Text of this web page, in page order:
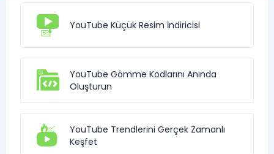
YouTube Küçük Resim İndiricisi
YouTube Gömme Kodlarını Anında
Oluşturun
YouTube Trendlerini Gerçek Zamanlı
Keşfet